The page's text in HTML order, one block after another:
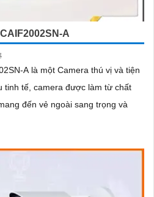
A
A là một Camera thú vị và tiện
đến vẻ ngoài sang trọng và